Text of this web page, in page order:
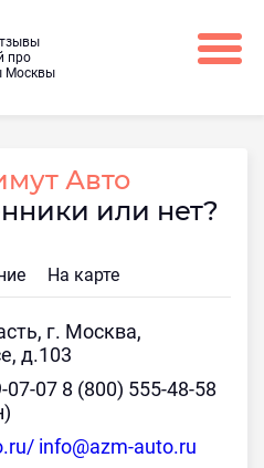
про
Москвы
Авто
или нет?
На карте
г. Москва,
д.103
07-07 8 (800) 555-48-58
info@azm-auto.ru